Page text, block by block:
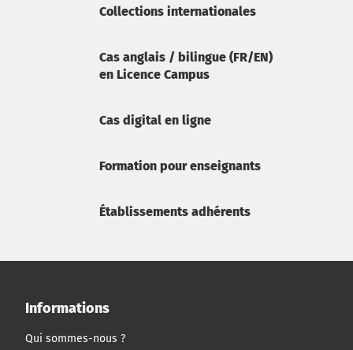
Collections internationales
Cas anglais / bilingue (FR/EN)
en Licence Campus
Cas digital en ligne
Formation pour enseignants
Établissements adhérents
Informations
Qui sommes-nous ?